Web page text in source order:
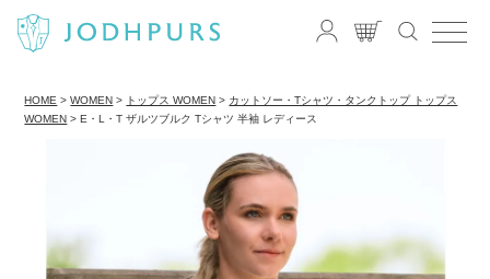
HOME WOMEN トップス WOMEN
カットソー・Tシャツ・タンクトップ トップス
WOMEN
E・L・T ザルツブルク Tシャツ 半袖 レディース